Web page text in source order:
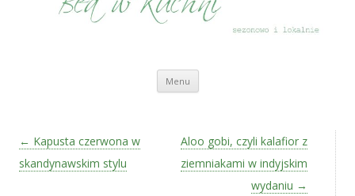
Menu Przeskocz do treści
Zobacz wpisy
← Kapusta czerwona w
skandynawskim stylu
Aloo gobi, czyli kalafior z
ziemniakami w indyjskim
wydaniu →